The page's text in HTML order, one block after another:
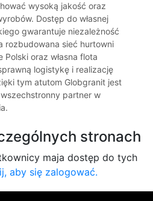
wysoką jakość oraz
Dostęp do własnej
gwarantuje niezależność
rozbudowana sieć hurtowni
Polski oraz własna flota
logistykę i realizację
tym atutom Globgranit jest
partner w
stronach
maja dostęp do tych
aby się zalogować.